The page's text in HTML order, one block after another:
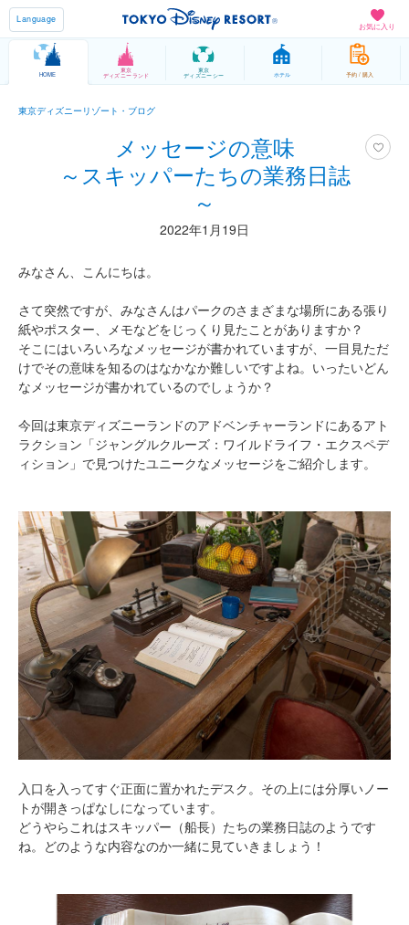
お気に入り
Language
HOME
東京
ディズニーランド
東京
ディズニーシー ホテル 予約 / 購入
東京ディズニーリゾート・ブログ
メッセージの意味
～スキッパーたちの業務日誌
～
2022年1月19日
みなさん、こんにちは。
さて突然ですが、みなさんはパークのさまざまな場所にある張り
紙やポスター、メモなどをじっくり見たことがありますか？
そこにはいろいろなメッセージが書かれていますが、一目見ただ
けでその意味を知るのはなかなか難しいですよね。いったいどん
なメッセージが書かれているのでしょうか？
今回は東京ディズニーランドのアドベンチャーランドにあるアト
ラクション「ジャングルクルーズ：ワイルドライフ・エクスペデ
ィション」で見つけたユニークなメッセージをご紹介します。
入口を入ってすぐ正面に置かれたデスク。その上には分厚いノー
トが開きっぱなしになっています。
どうやらこれはスキッパー（船長）たちの業務日誌のようです
ね。どのような内容なのか一緒に見ていきましょう！